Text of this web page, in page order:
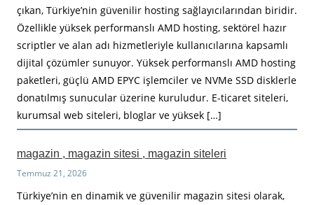
çıkan, Türkiye’nin güvenilir hosting sağlayıcılarından biridir.
Özellikle yüksek performanslı AMD hosting, sektörel hazır
scriptler ve alan adı hizmetleriyle kullanıcılarına kapsamlı
dijital çözümler sunuyor. Yüksek performanslı AMD hosting
paketleri, güçlü AMD EPYC işlemciler ve NVMe SSD disklerle
donatılmış sunucular üzerine kuruludur. E-ticaret siteleri,
kurumsal web siteleri, bloglar ve yüksek […]
magazin , magazin sitesi , magazin siteleri
Temmuz 21, 2026
Türkiye’nin en dinamik ve güvenilir magazin sitesi olarak,